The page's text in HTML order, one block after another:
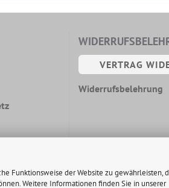
Funktionsweise der Website zu gewährleisten,
Weitere Informationen finden Sie in unserer
VERTRAG
Widerrufsbelehrung